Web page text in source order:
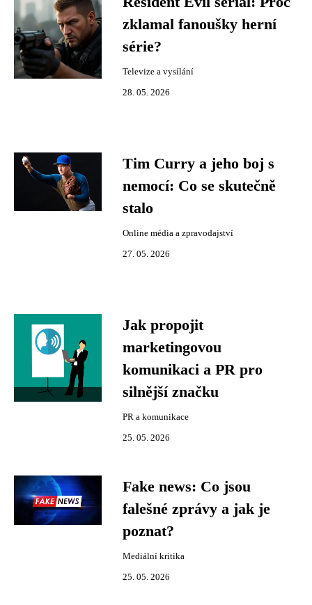
zklamal fanoušky herní
série?
Televize a vysílání
28. 05. 2026
Tim Curry a jeho boj s
nemocí: Co se skutečně
stalo
Online média a zpravodajství
27. 05. 2026
Jak propojit
marketingovou
komunikaci a PR pro
silnější značku
PR a komunikace
25. 05. 2026
Fake news: Co jsou
falešné zprávy a jak je
poznat?
Mediální kritika
25. 05. 2026